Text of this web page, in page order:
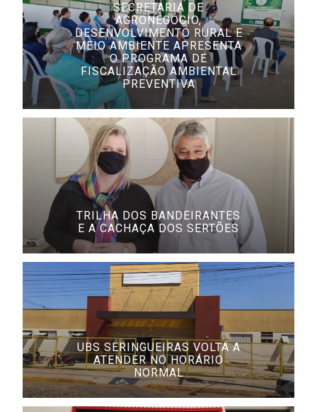
SECRETARIA DE
AGRONEGÓCIO,
DESENVOLVIMENTO RURAL E
MEIO AMBIENTE APRESENTA
O PROGRAMA DE
FISCALIZAÇÃO AMBIENTAL
PREVENTIVA
TRILHA DOS BANDEIRANTES
E A CACHAÇA DOS SERTÕES
UBS SERINGUEIRAS VOLTA A
ATENDER NO HORÁRIO
NORMAL